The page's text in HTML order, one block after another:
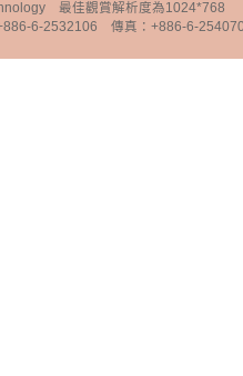
最佳觀賞解析度為1024*768
6-2532106 傳真：+886-6-